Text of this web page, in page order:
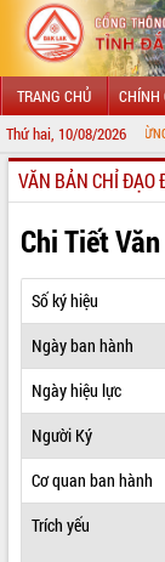
TRANG CHỦ CHÍNH
Thứ hai, 10/08/2026
CHÀO MỪNG ĐẾN VỚI
GIỚI THIỆU
LÃNH ĐẠO UBND TỈNH
TIN TỨC SỰ KIỆN
SỞ, BAN, NGÀNH
THÔNG TIN CHỈ ĐẠO
HỆ THỐNG VĂN BẢN
VĂN BẢN HĐND TỈNH
VĂN BẢN CHỈ ĐẠO
Chi Tiết
Số ký hiệu
Ngày ban hành
Ngày hiệu lực
Người Ký
Cơ quan ban hành
Trích yếu